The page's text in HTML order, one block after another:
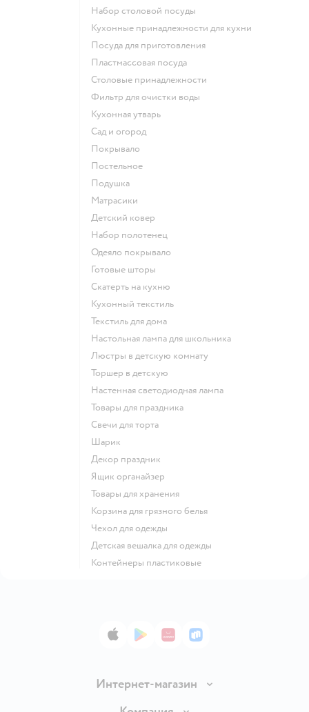
Набор столовой посуды
Кухонные принадлежности для кухни
Посуда для приготовления
Пластмассовая посуда
Столовые принадлежности
Фильтр для очистки воды
Кухонная утварь
Сад и огород
Покрывало
Постельное
Подушка
Матрасики
Детский ковер
Набор полотенец
Одеяло покрывало
Готовые шторы
Скатерть на кухню
Кухонный текстиль
Текстиль для дома
Настольная лампа для школьника
Люстры в детскую комнату
Торшер в детскую
Настенная светодиодная лампа
Товары для праздника
Свечи для торта
Шарик
Декор праздник
Ящик органайзер
Товары для хранения
Корзина для грязного белья
Чехол для одежды
Детская вешалка для одежды
Контейнеры пластиковые
App StoreGoogle Play
AppGallery
RuStore
Интернет-магазин
Доставка и оплата